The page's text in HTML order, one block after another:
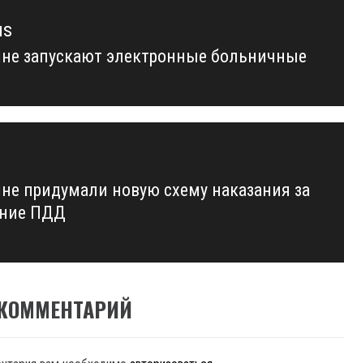
запускают электронные больничные
придумали новую схему наказания за
ПДД